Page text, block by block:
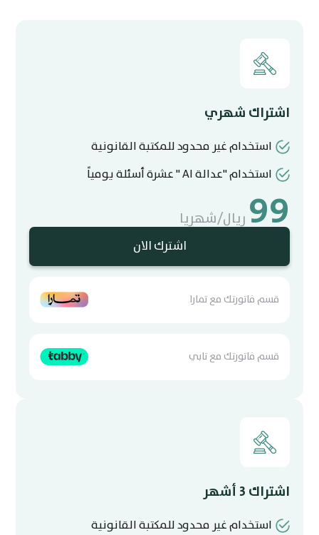
اشتراك شهري
استخدام غير محدود للمكتبة القانونية
استخدام "عدالة AI " عشرة أسئلة يومياً
99ريال/شهريا
اشترك الان
قسم فاتورتك مع تمارا
قسم فاتورتك مع تابي
اشتراك 3 أشهر
استخدام غير محدود للمكتبة القانونية